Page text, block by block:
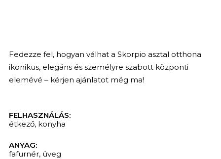
Fedezze fel, hogyan válhat a Skorpio asztal otthona
ikonikus, elegáns és személyre szabott központi
elemévé – kérjen ajánlatot még ma!
FELHASZNÁLÁS:
étkező, konyha
ANYAG:
fafurnér, üveg